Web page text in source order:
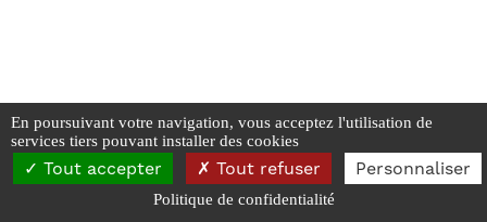
SAPCB - 2026
Mentions Légales
Réalisé par Webyc - Yann Carpentier
En poursuivant votre navigation, vous acceptez l'utilisation de
services tiers pouvant installer des cookies
Tout accepter Tout refuser Personnaliser
Politique de confidentialité